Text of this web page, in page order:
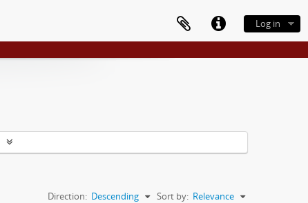
Log in
Sort by: Relevance
Direction: Descending